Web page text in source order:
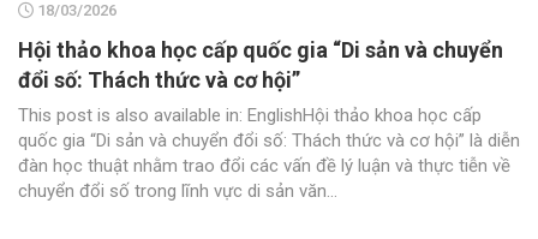
18/03/2026
Hội thảo khoa học cấp quốc gia “Di sản và chuyển
đổi số: Thách thức và cơ hội”
This post is also available in: EnglishHội thảo khoa học cấp
quốc gia “Di sản và chuyển đổi số: Thách thức và cơ hội” là diễn
đàn học thuật nhằm trao đổi các vấn đề lý luận và thực tiễn về
chuyển đổi số trong lĩnh vực di sản văn...